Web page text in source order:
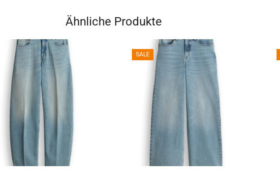
Ähnliche Produkte
ca. 2-5 Werktage
SALE
ca. 2-5 Werktage